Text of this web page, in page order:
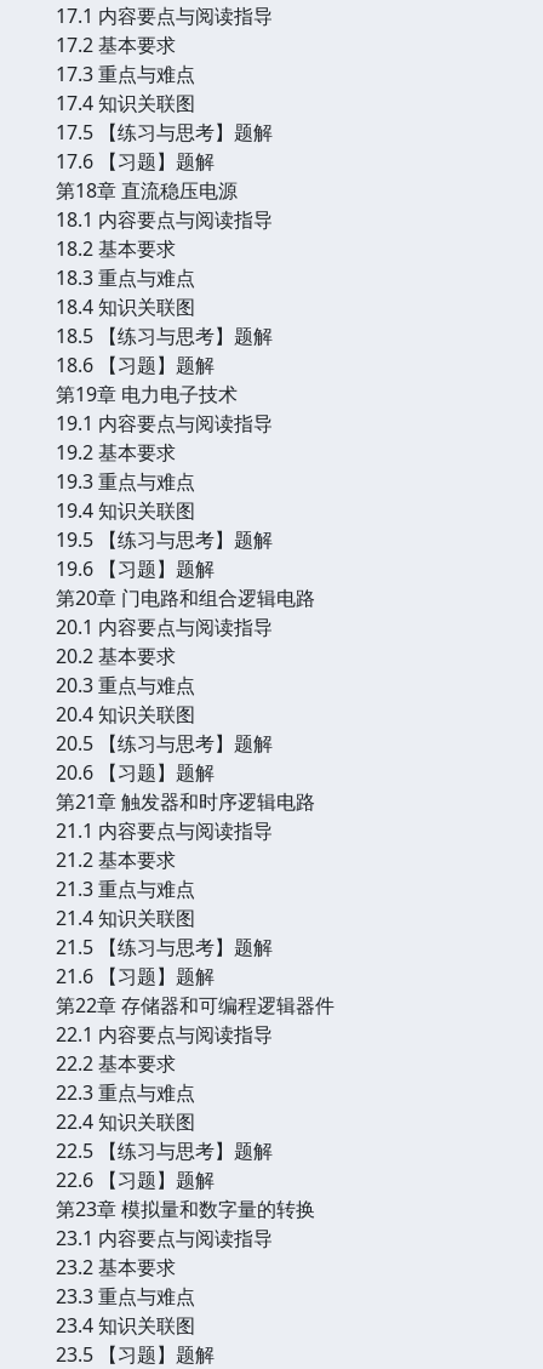
17.1 内容要点与阅读指导
17.2 基本要求
17.3 重点与难点
17.4 知识关联图
17.5 【练习与思考】题解
17.6 【习题】题解
第18章 直流稳压电源
18.1 内容要点与阅读指导
18.2 基本要求
18.3 重点与难点
18.4 知识关联图
18.5 【练习与思考】题解
18.6 【习题】题解
第19章 电力电子技术
19.1 内容要点与阅读指导
19.2 基本要求
19.3 重点与难点
19.4 知识关联图
19.5 【练习与思考】题解
19.6 【习题】题解
第20章 门电路和组合逻辑电路
20.1 内容要点与阅读指导
20.2 基本要求
20.3 重点与难点
20.4 知识关联图
20.5 【练习与思考】题解
20.6 【习题】题解
第21章 触发器和时序逻辑电路
21.1 内容要点与阅读指导
21.2 基本要求
21.3 重点与难点
21.4 知识关联图
21.5 【练习与思考】题解
21.6 【习题】题解
第22章 存储器和可编程逻辑器件
22.1 内容要点与阅读指导
22.2 基本要求
22.3 重点与难点
22.4 知识关联图
22.5 【练习与思考】题解
22.6 【习题】题解
第23章 模拟量和数字量的转换
23.1 内容要点与阅读指导
23.2 基本要求
23.3 重点与难点
23.4 知识关联图
23.5 【习题】题解